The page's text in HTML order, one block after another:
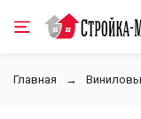
Главная